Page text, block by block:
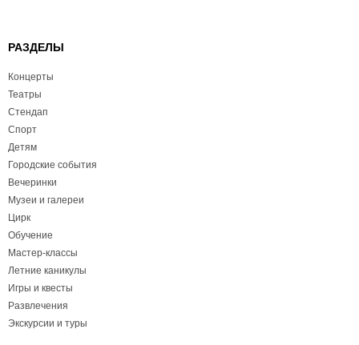
РАЗДЕЛЫ
Концерты
Театры
Стендап
Спорт
Детям
Городские события
Вечеринки
Музеи и галереи
Цирк
Обучение
Мастер-классы
Летние каникулы
Игры и квесты
Развлечения
Экскурсии и туры